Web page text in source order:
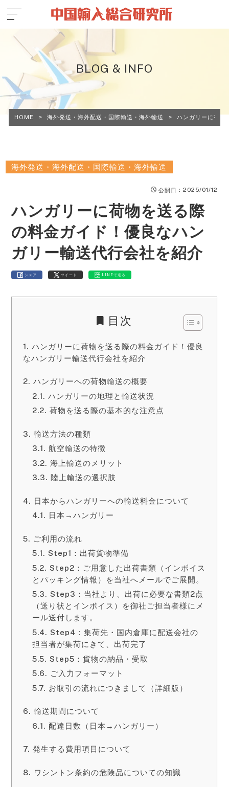
BLOG & INFO
HOME > 海外発送・海外配送・国際輸送・海外輸送 > ハンガリーに荷物
海外発送・海外配送・国際輸送・海外輸送
公開日 ：2025/01/12
ハンガリーに荷物を送る際
の料金ガイド！優良なハン
ガリー輸送代行会社を紹介
シェア ツイート LINEで送る
目次
ハンガリーに荷物を送る際の料金ガイド！優良
なハンガリー輸送代行会社を紹介
ハンガリーへの荷物輸送の概要
ハンガリーの地理と輸送状況
荷物を送る際の基本的な注意点
輸送方法の種類
航空輸送の特徴
海上輸送のメリット
陸上輸送の選択肢
日本からハンガリーへの輸送料金について
日本→ハンガリー
ご利用の流れ
Step1：出荷貨物準備
Step2：ご用意した出荷書類（インボイス
とパッキング情報）を当社へメールでご展開。
Step3：当社より、出荷に必要な書類2点
（送り状とインボイス）を御社ご担当者様にメ
ール送付します。
Step4：集荷先・国内倉庫に配送会社の
担当者が集荷にきて、出荷完了
Step5：貨物の納品・受取
ご入力フォーマット
お取引の流れにつきまして（詳細版）
輸送期間について
配達日数（日本→ハンガリー）
発生する費用項目について
ワシントン条約の危険品についての知識